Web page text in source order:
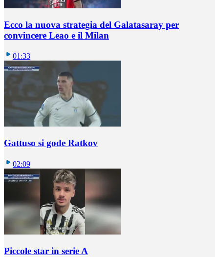
Ecco la nuova strategia del Galatasaray per
convincere Leao e il Milan
01:33
Gattuso si gode Ratkov
02:09
Piccole star in serie A